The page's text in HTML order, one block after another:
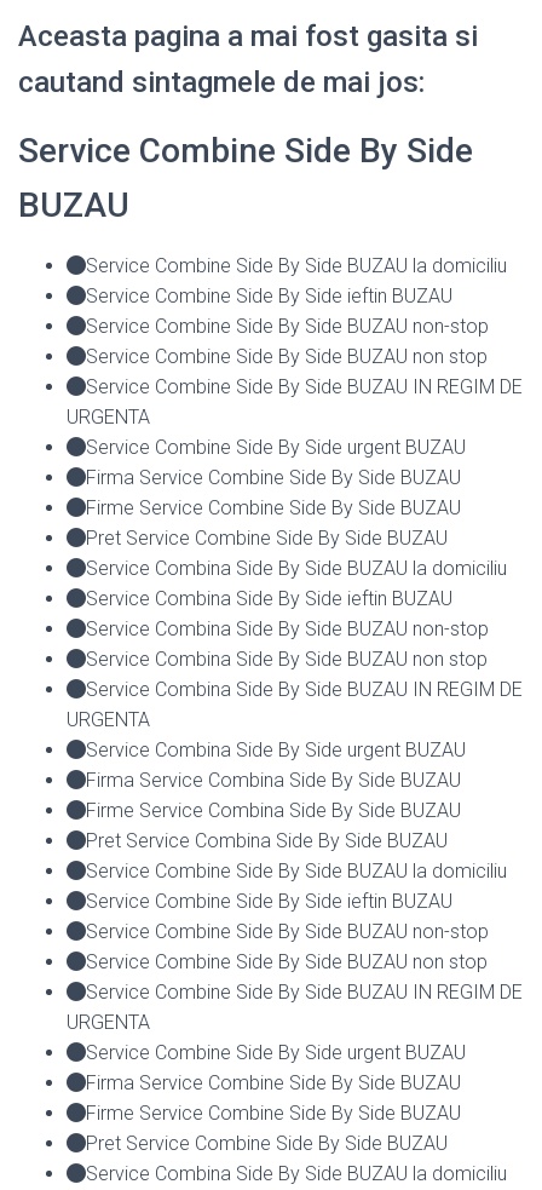
Aceasta pagina a mai fost gasita si
cautand sintagmele de mai jos:
Service Combine Side By Side
BUZAU
Service Combine Side By Side BUZAU la domiciliu
Service Combine Side By Side ieftin BUZAU
Service Combine Side By Side BUZAU non-stop
Service Combine Side By Side BUZAU non stop
Service Combine Side By Side BUZAU IN REGIM DE
URGENTA
Service Combine Side By Side urgent BUZAU
Firma Service Combine Side By Side BUZAU
Firme Service Combine Side By Side BUZAU
Pret Service Combine Side By Side BUZAU
Service Combina Side By Side BUZAU la domiciliu
Service Combina Side By Side ieftin BUZAU
Service Combina Side By Side BUZAU non-stop
Service Combina Side By Side BUZAU non stop
Service Combina Side By Side BUZAU IN REGIM DE
URGENTA
Service Combina Side By Side urgent BUZAU
Firma Service Combina Side By Side BUZAU
Firme Service Combina Side By Side BUZAU
Pret Service Combina Side By Side BUZAU
Service Combine Side By Side BUZAU la domiciliu
Service Combine Side By Side ieftin BUZAU
Service Combine Side By Side BUZAU non-stop
Service Combine Side By Side BUZAU non stop
Service Combine Side By Side BUZAU IN REGIM DE
URGENTA
Service Combine Side By Side urgent BUZAU
Firma Service Combine Side By Side BUZAU
Firme Service Combine Side By Side BUZAU
Pret Service Combine Side By Side BUZAU
Service Combina Side By Side BUZAU la domiciliu